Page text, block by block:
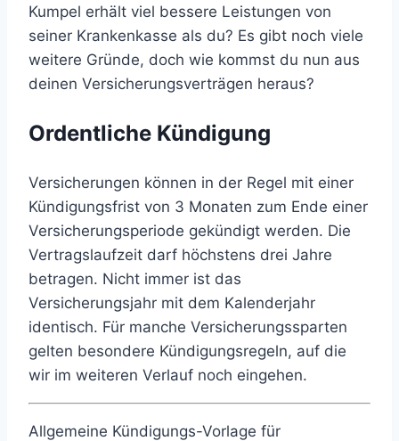
Kumpel erhält viel bessere Leistungen von
seiner Krankenkasse als du? Es gibt noch viele
weitere Gründe, doch wie kommst du nun aus
deinen Versicherungsverträgen heraus?
Ordentliche Kündigung
Versicherungen können in der Regel mit einer
Kündigungsfrist von 3 Monaten zum Ende einer
Versicherungsperiode gekündigt werden. Die
Vertragslaufzeit darf höchstens drei Jahre
betragen. Nicht immer ist das
Versicherungsjahr mit dem Kalenderjahr
identisch. Für manche Versicherungssparten
gelten besondere Kündigungsregeln, auf die
wir im weiteren Verlauf noch eingehen.
Allgemeine Kündigungs-Vorlage für